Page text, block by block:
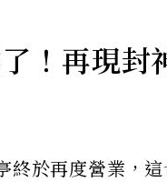
！再現封
於再度營業，